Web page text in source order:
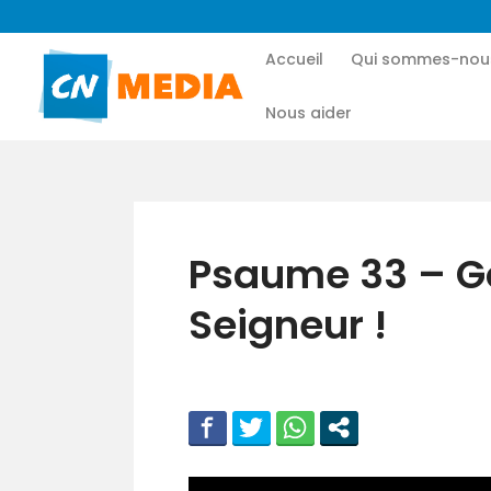
Accueil Qui sommes-
Nous aider
Psaume 33 –
Seigneur !